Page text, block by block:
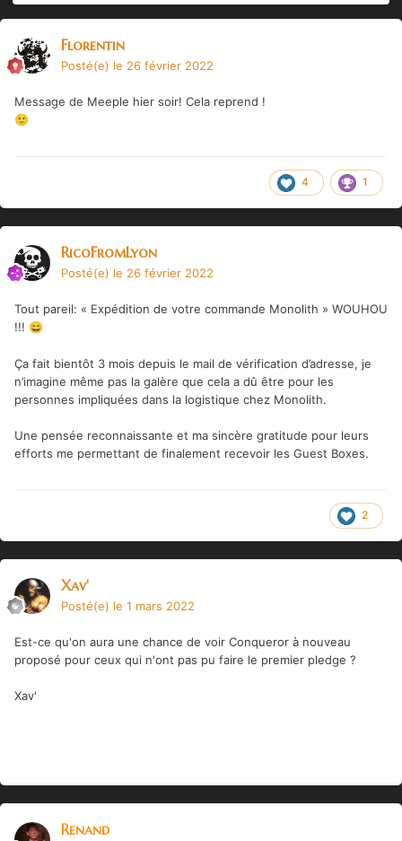
Florentin
Posté(e) le 26 février 2022
Message de Meeple hier soir! Cela reprend !
🙂
4 1
RicoFromLyon
Posté(e) le 26 février 2022
Tout pareil: « Expédition de votre commande Monolith » WOUHOU
!!! 😄
Ça fait bientôt 3 mois depuis le mail de vérification d’adresse, je
n’imagine même pas la galère que cela a dû être pour les
personnes impliquées dans la logistique chez Monolith.
Une pensée reconnaissante et ma sincère gratitude pour leurs
efforts me permettant de finalement recevoir les Guest Boxes.
2
Xav'
Posté(e) le 1 mars 2022
Est-ce qu'on aura une chance de voir Conqueror à nouveau
proposé pour ceux qui n'ont pas pu faire le premier pledge ?
Xav'
Renand